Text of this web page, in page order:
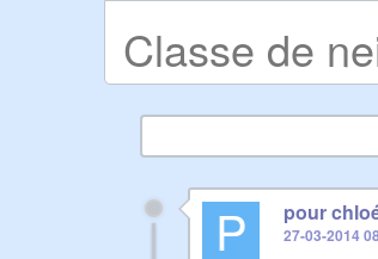
Classe de
P pour
27-03-2014